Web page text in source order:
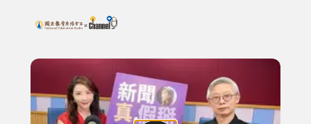
上方功能區塊
搜尋關鍵字：可輸入節目名稱、主持人或關鍵字